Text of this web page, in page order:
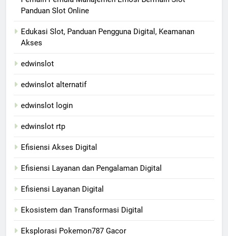
Panduan Slot Online
Edukasi Slot, Panduan Pengguna Digital, Keamanan
Akses
edwinslot
edwinslot alternatif
edwinslot login
edwinslot rtp
Efisiensi Akses Digital
Efisiensi Layanan dan Pengalaman Digital
Efisiensi Layanan Digital
Ekosistem dan Transformasi Digital
Eksplorasi Pokemon787 Gacor